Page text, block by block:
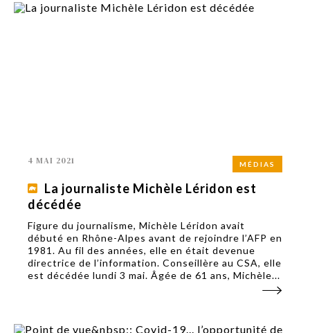
MÉDIAS
4 MAI 2021
La journaliste Michèle Léridon est
décédée
Figure du journalisme, Michèle Léridon avait
débuté en Rhône-Alpes avant de rejoindre l’AFP en
1981. Au fil des années, elle en était devenue
directrice de l’information. Conseillère au CSA, elle
est décédée lundi 3 mai. Âgée de 61 ans, Michèle...